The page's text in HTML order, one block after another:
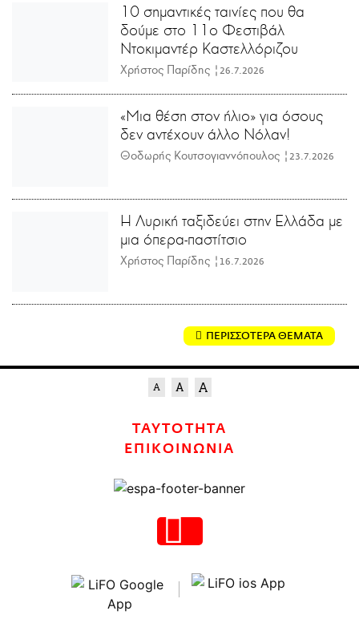
10 σημαντικές ταινίες που θα
δούμε στο 11ο Φεστιβάλ
Ντοκιμαντέρ Καστελλόριζου
Χρήστος Παρίδης | 26.7.2026
«Μια θέση στον ήλιο» για όσους
δεν αντέχουν άλλο Νόλαν!
Θοδωρής Κουτσογιαννόπουλος | 23.7.2026
Η Λυρική ταξιδεύει στην Ελλάδα με
μια όπερα-παστίτσιο
Χρήστος Παρίδης | 16.7.2026
ΠΕΡΙΣΣΟΤΕΡΑ ΘΕΜΑΤΑ
ΤΑΥΤΟΤΗΤΑ
ΕΠΙΚΟΙΝΩΝΙΑ